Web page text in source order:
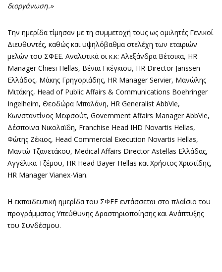
διοργάνωση.»
Την ημερίδα τίμησαν με τη συμμετοχή τους ως ομιλητές Γενικοί
Διευθυντές, καθώς και υψηλόβαθμα στελέχη των εταιριών
μελών του ΣΦΕΕ. Αναλυτικά οι κ.κ: Αλεξάνδρα Βέτσικα, HR
Manager Chiesi Hellas, Βένια Γκέγκιου, HR Director Janssen
Ελλάδος, Μάκης Γρηγοριάδης, HR Manager Servier, Μανώλης
Μιτάκης, Head of Public Affairs & Communications Boehringer
Ingelheim, Θεοδώρα Μπαλάνη, HR Generalist AbbVie,
Κωνσταντίνος Μεφσούτ, Government Affairs Manager AbbVie,
Δέσποινα Νικολαϊδη, Franchise Head IHD Novartis Hellas,
Φώτης Ζέκιος, Head Commercial Execution Novartis Hellas,
Μαντώ Τζανετάκου, Medical Affairs Director Astellas Ελλάδας,
Αγγέλικα Τζέμου, HR Head Bayer Hellas και Χρήστος Χριστίδης,
HR Manager Vianex-Vian.
H εκπαιδευτική ημερίδα του ΣΦΕΕ εντάσσεται στο πλαίσιο του
προγράμματος Υπεύθυνης Δραστηριοποίησης και Ανάπτυξης
του Συνδέσμου.